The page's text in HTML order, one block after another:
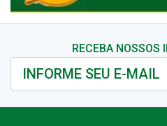
RECEBA NOSSOS